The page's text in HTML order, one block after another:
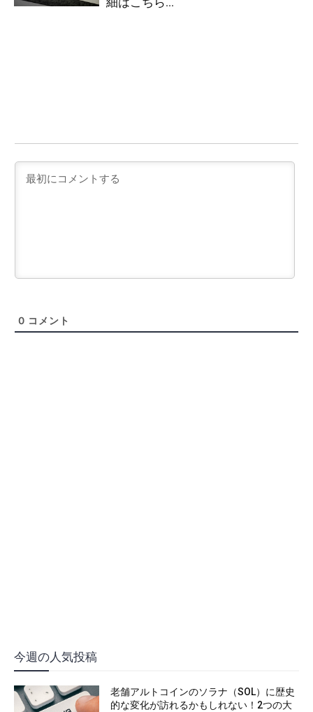
0 コメント
今週の人気投稿
老舗アルトコインのソラナ（SOL）に歴史
的な変化が訪れるかもしれない！2つの大